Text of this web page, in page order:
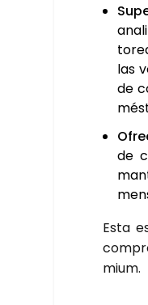
las
de
de
Esta
mium.